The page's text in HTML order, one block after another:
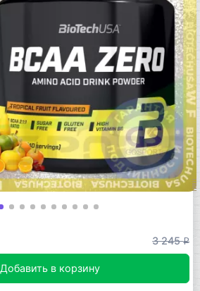
3 245q
Добавить в корзину